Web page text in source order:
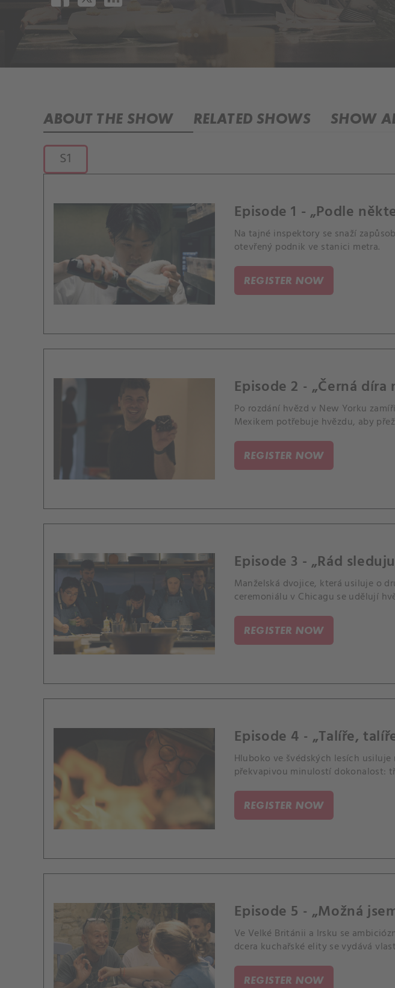
ABOUT THE SHOW RELATED SHOWS SHOW
S1
Episode 1 - „Podle
Na tajné inspektory se snaží
otevřený podnik ve stanici metra.
REGISTER NOW
Episode 2 - „Černá díra
Po rozdání hvězd v New Yorku
Mexikem potřebuje hvězdu, aby
REGISTER NOW
Episode 3 - „Rád
Manželská dvojice, která usiluje o
ceremoniálu v Chicagu se udělují
REGISTER NOW
Episode 4 - „Talíře,
Hluboko ve švédských lesích
překvapivou minulostí dokonalost:
REGISTER NOW
Episode 5 - „Možná
Ve Velké Británii a Irsku se
dcera kuchařské elity se vydává
REGISTER NOW